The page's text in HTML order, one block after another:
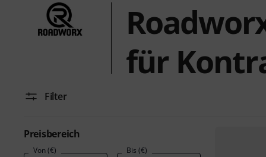
für
Filter
Preisbereich
Von (€) Bis (€)